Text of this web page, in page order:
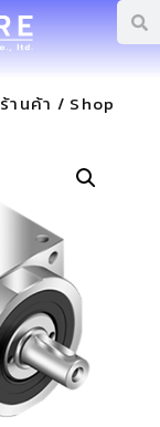
ร้านค้า / Shop